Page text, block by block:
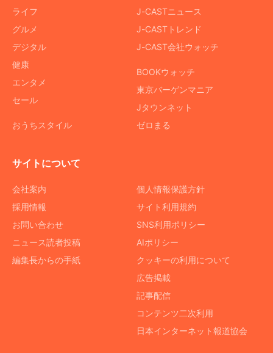
ライフ
グルメ
デジタル
健康
エンタメ
セール
おうちスタイル
J-CASTニュース
J-CASTトレンド
J-CAST会社ウォッチ
BOOKウォッチ
東京バーゲンマニア
Jタウンネット
ゼロまる
サイトについて
会社案内
採用情報
お問い合わせ
ニュース読者投稿
編集長からの手紙
個人情報保護方針
サイト利用規約
SNS利用ポリシー
AIポリシー
クッキーの利用について
広告掲載
記事配信
コンテンツ二次利用
日本インターネット報道協会